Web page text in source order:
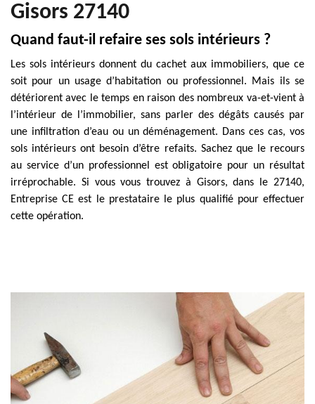
Gisors 27140
Quand faut-il refaire ses sols intérieurs ?
Les sols intérieurs donnent du cachet aux immobiliers, que ce
soit pour un usage d’habitation ou professionnel. Mais ils se
détériorent avec le temps en raison des nombreux va-et-vient à
l’intérieur de l’immobilier, sans parler des dégâts causés par
une infiltration d’eau ou un déménagement. Dans ces cas, vos
sols intérieurs ont besoin d’être refaits. Sachez que le recours
au service d’un professionnel est obligatoire pour un résultat
irréprochable. Si vous vous trouvez à Gisors, dans le 27140,
Entreprise CE est le prestataire le plus qualifié pour effectuer
cette opération.